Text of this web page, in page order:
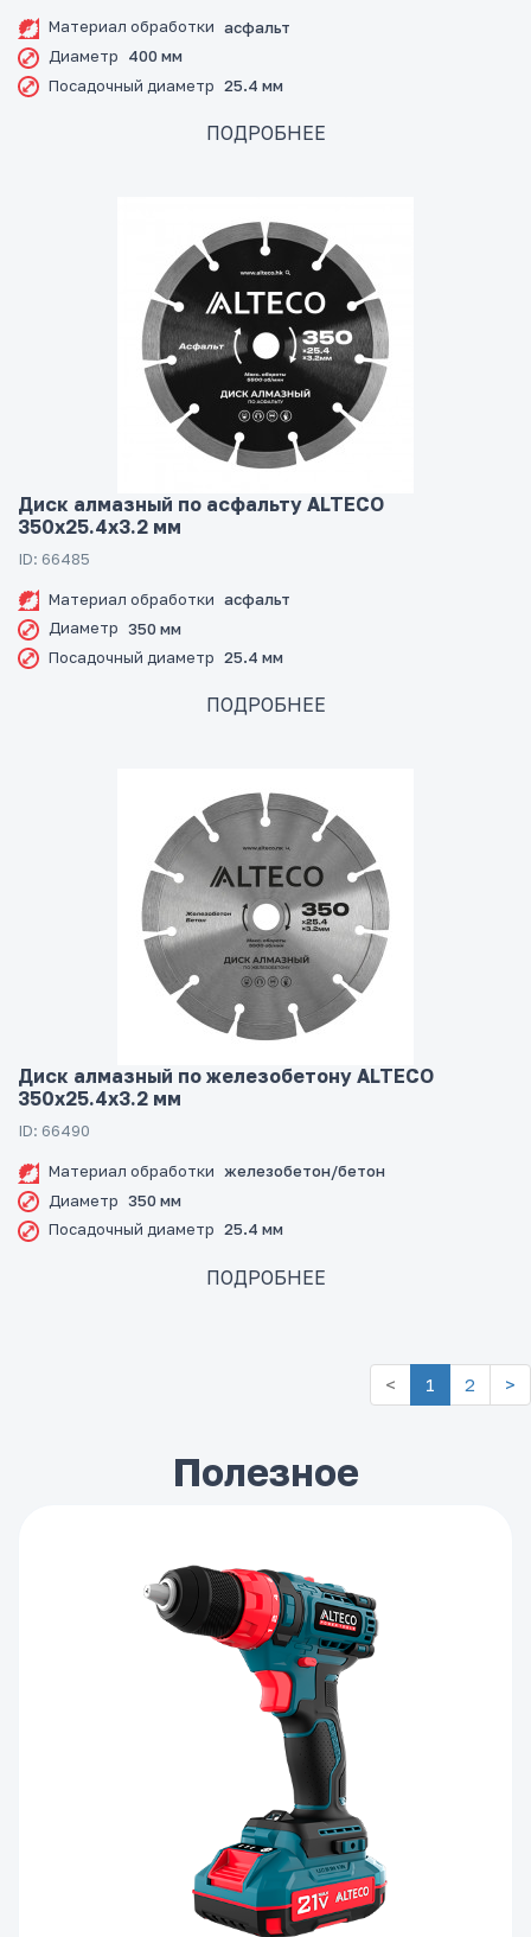
Материал обработки асфальт
Диаметр
400 мм
Посадочный диаметр 25.4 мм
ПОДРОБНЕЕ
Диск алмазный по асфальту ALTECO
350x25.4x3.2 мм
ID: 66485
Материал обработки асфальт
Диаметр 350 мм
Посадочный диаметр 25.4 мм
ПОДРОБНЕЕ
Диск алмазный по железобетону ALTECO
350x25.4x3.2 мм
ID: 66490
Материал обработки железобетон/бетон
Диаметр 350 мм
Посадочный диаметр 25.4 мм
ПОДРОБНЕЕ
< 1 2 >
Полезное